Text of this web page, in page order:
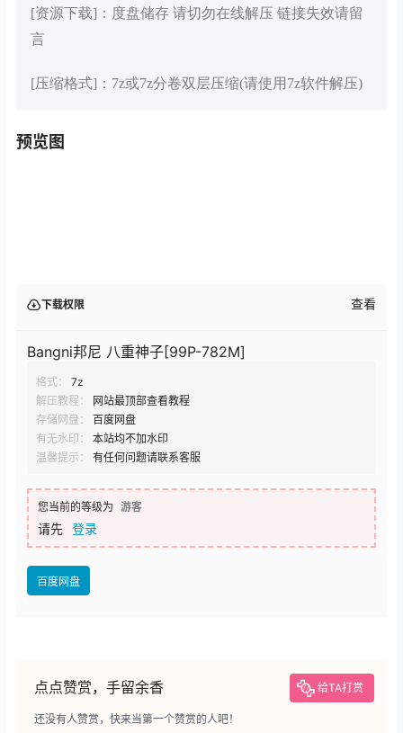
[资源下载]：度盘储存 请切勿在线解压 链接失效请留
言
[压缩格式]：7z或7z分卷双层压缩(请使用7z软件解压)
预览图
下载权限 查看
Bangni邦尼 八重神子[99P-782M]
格式：
7z
解压教程：
网站最顶部查看教程
存储网盘：
百度网盘
有无水印：
本站均不加水印
温馨提示：
有任何问题请联系客服
您当前的等级为 游客
请先 登录
百度网盘
点点赞赏，手留余香 给TA打赏
还没有人赞赏，快来当第一个赞赏的人吧！